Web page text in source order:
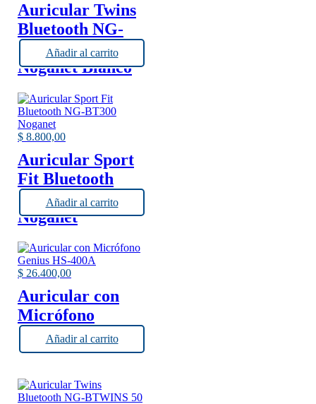
Auricular Twins
Bluetooth NG-
BTWINS 36
Noganet Blanco
Añadir al carrito
$ 8.800,00
Auricular Sport
Fit Bluetooth
NG-BT300
Noganet
Añadir al carrito
$ 26.400,00
Auricular con
Micrófono
Genius HS-400A
Añadir al carrito